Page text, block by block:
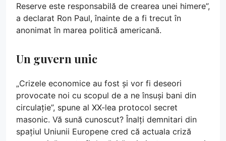
Reserve este responsabilă de crearea unei himere”,
a declarat Ron Paul, înainte de a fi trecut în
anonimat în marea politică americană.
Un guvern unic
„Crizele economice au fost și vor fi deseori
provocate noi cu scopul de a ne însuși bani din
circulație”, spune al XX-lea protocol secret
masonic. Vă sună cunoscut? Înalți demnitari din
spațiul Uniunii Europene cred că actuala criză